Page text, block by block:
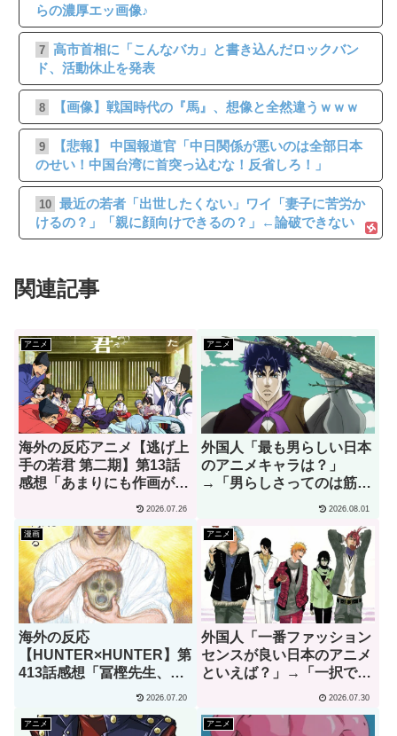
らの濃厚エッ画像♪
7 高市首相に「こんなバカ」と書き込んだロックバン
ド、活動休止を発表
8 【画像】戦国時代の『馬』、想像と全然違うｗｗｗ
9
【悲報】 中国報道官「中日関係が悪いのは全部日本
のせい！中国台湾に首突っ込むな！反省しろ！」
10 最近の若者「出世したくない」ワイ「妻子に苦労か
けるの？」「親に顔向けできるの？」←論破できない
関連記事
アニメ
海外の反応アニメ【逃げ上
手の若君 第二期】第13話
感想「あまりにも作画が良
すぎて実写かと思っちゃっ
2026.07.26
アニメ
外国人「最も男らしい日本
のアニメキャラは？」
→「男らしさってのは筋肉
じゃない」（海外の反応）
2026.08.01
漫画
海外の反応
【HUNTER×HUNTER】第
413話感想「冨樫先生、あ
なたこそが本物の天才で2026.07.20
アニメ
外国人「一番ファッション
センスが良い日本のアニメ
といえば？」→「一択でし
2026.07.30
アニメ アニメ